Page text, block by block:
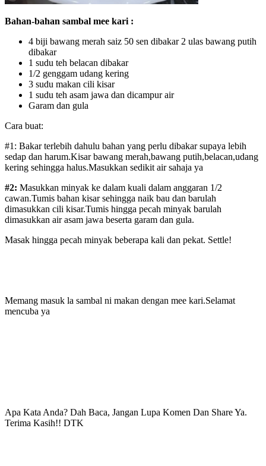
Bahan-bahan sambal mee kari :
4 biji bawang merah saiz 50 sen dibakar 2 ulas bawang putih
dibakar
1 sudu teh belacan dibakar
1/2 genggam udang kering
3 sudu makan cili kisar
1 sudu teh asam jawa dan dicampur air
Garam dan gula
Cara buat:
#1: Bakar terlebih dahulu bahan yang perlu dibakar supaya lebih
sedap dan harum.Kisar bawang merah,bawang putih,belacan,udang
kering sehingga halus.Masukkan sedikit air sahaja ya
#2: Masukkan minyak ke dalam kuali dalam anggaran 1/2
cawan.Tumis bahan kisar sehingga naik bau dan barulah
dimasukkan cili kisar.Tumis hingga pecah minyak barulah
dimasukkan air asam jawa beserta garam dan gula.
Masak hingga pecah minyak beberapa kali dan pekat. Settle!
Memang masuk la sambal ni makan dengan mee kari.Selamat
mencuba ya
Apa Kata Anda? Dah Baca, Jangan Lupa Komen Dan Share Ya.
Terima Kasih!! DTK